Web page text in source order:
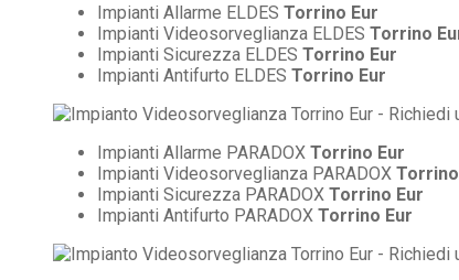
Impianti Allarme ELDES Torrino Eur
Impianti Videosorveglianza ELDES Torrino
Impianti Sicurezza ELDES Torrino Eur
Impianti Antifurto ELDES Torrino Eur
Impianti Allarme PARADOX Torrino Eur
Impianti Videosorveglianza PARADOX
Impianti Sicurezza PARADOX Torrino Eur
Impianti Antifurto PARADOX Torrino Eur